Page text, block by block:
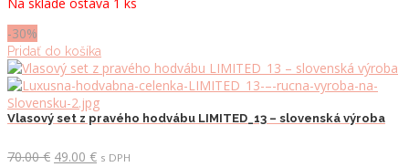
bola:
je:
-30%
Pridať do košíka
Vlasový set z pravého hodvábu LIMITED_13 – slovenská výroba
70.00€ Pôvodná
49.00 €Aktuálna
s DPH